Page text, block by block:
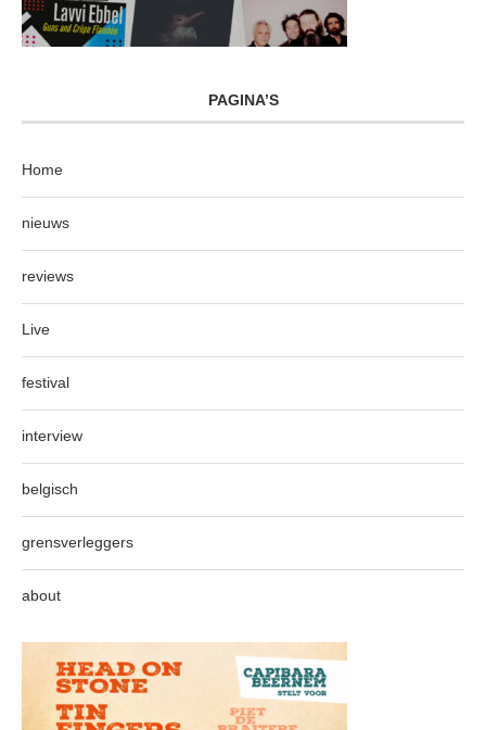
PAGINA’S
Home
nieuws
reviews
Live
festival
interview
belgisch
grensverleggers
about